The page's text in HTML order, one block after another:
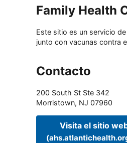
Family Health
Este sitio es un servicio
junto con vacunas contra
Contacto
200 South St Ste 342
Morristown, NJ 07960
Visita el sitio